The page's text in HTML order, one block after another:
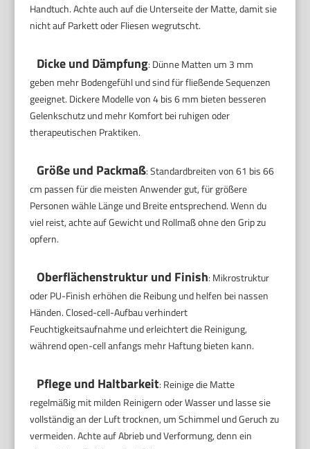
Handtuch. Achte auch auf die Unterseite der Matte, damit sie
nicht auf Parkett oder Fliesen wegrutscht.
Dicke und Dämpfung: Dünne Matten um 3 mm
geben mehr Bodengefühl und sind für fließende Sequenzen
geeignet. Dickere Modelle von 4 bis 6 mm bieten besseren
Gelenkschutz und mehr Komfort bei ruhigen oder
therapeutischen Praktiken.
Größe und Packmaß: Standardbreiten von 61 bis 66
cm passen für die meisten Anwender gut, für größere
Personen wähle Länge und Breite entsprechend. Wenn du
viel reist, achte auf Gewicht und Rollmaß ohne den Grip zu
opfern.
Oberflächenstruktur und Finish: Mikrostruktur
oder PU-Finish erhöhen die Reibung und helfen bei nassen
Händen. Closed-cell-Aufbau verhindert
Feuchtigkeitsaufnahme und erleichtert die Reinigung,
während open-cell anfangs mehr Haftung bieten kann.
Pflege und Haltbarkeit: Reinige die Matte
regelmäßig mit milden Reinigern oder Wasser und lasse sie
vollständig an der Luft trocknen, um Schimmel und Geruch zu
vermeiden. Achte auf Abrieb und Verformung, denn ein